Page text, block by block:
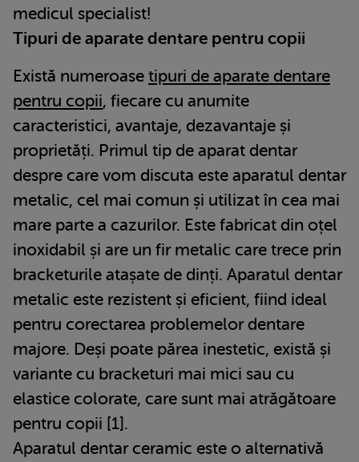
medicul specialist!
Tipuri de aparate dentare pentru copii
Există numeroase tipuri de aparate dentare
pentru copii, fiecare cu anumite
caracteristici, avantaje, dezavantaje și
proprietăți. Primul tip de aparat dentar
despre care vom discuta este aparatul dentar
metalic, cel mai comun și utilizat în cea mai
mare parte a cazurilor. Este fabricat din oțel
inoxidabil și are un fir metalic care trece prin
bracketurile atașate de dinți. Aparatul dentar
metalic este rezistent și eficient, fiind ideal
pentru corectarea problemelor dentare
majore. Deși poate părea inestetic, există și
variante cu bracketuri mai mici sau cu
elastice colorate, care sunt mai atrăgătoare
pentru copii [1].
Aparatul dentar ceramic este o alternativă